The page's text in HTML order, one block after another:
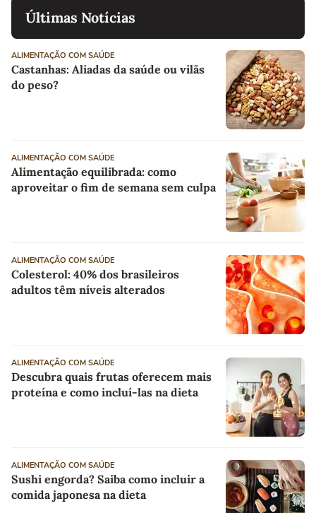
Últimas Notícias
ALIMENTAÇÃO COM SAÚDE
Castanhas: Aliadas da saúde ou vilãs
do peso?
ALIMENTAÇÃO COM SAÚDE
Alimentação equilibrada: como
aproveitar o fim de semana sem culpa
ALIMENTAÇÃO COM SAÚDE
Colesterol: 40% dos brasileiros
adultos têm níveis alterados
ALIMENTAÇÃO COM SAÚDE
Descubra quais frutas oferecem mais
proteína e como incluí-las na dieta
ALIMENTAÇÃO COM SAÚDE
Sushi engorda? Saiba como incluir a
comida japonesa na dieta